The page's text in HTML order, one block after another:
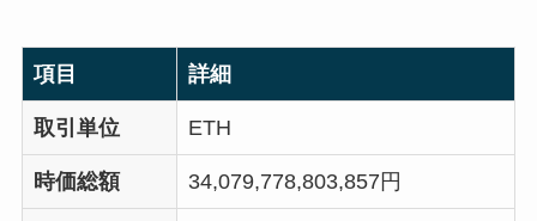
項目 詳細
取引単位 ETH
時価総額 34,079,778,803,857円